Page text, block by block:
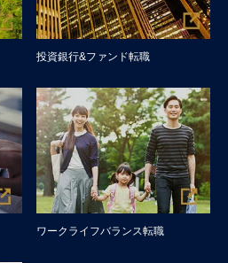
投資銀行&ファンド転職
ワークライフバランス転職